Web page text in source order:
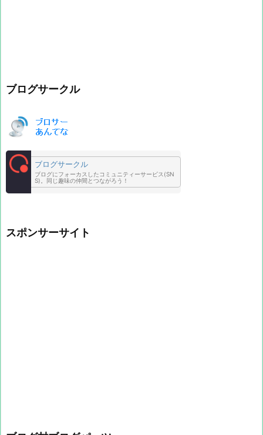
ブログサークル
ブログサークル
ブログにフォーカスしたコミュニティーサービス(SN
S)。同じ趣味の仲間とつながろう！
スポンサーサイト